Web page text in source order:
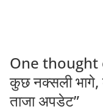
One thought
कुछ नक्सली
ताजा अपडेट”